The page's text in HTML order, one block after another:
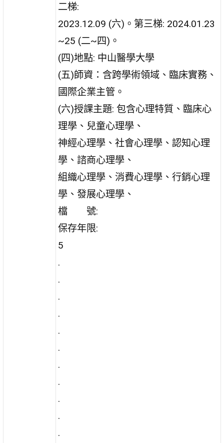
二梯:
2023.12.09 (六)。第三梯: 2024.01.23
~25 (二~四)。
(四)地點: 中山醫學大學
(五)師資：含跨學術領域、臨床實務、
國際企業主管。
(六)授課主題: 包含心理特質、臨床心
理學、兒童心理學、
神經心理學、社會心理學、認知心理
學、諮商心理學、
組織心理學、消費心理學、行銷心理
學、發展心理學、
檔 號:
保存年限:
5
.
.
.
.
.
.
.
.
.
.
.